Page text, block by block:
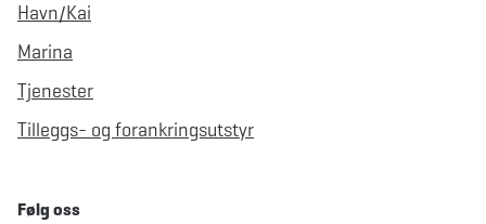
Havn/Kai
Marina
Tjenester
Tilleggs- og forankringsutstyr
Følg oss